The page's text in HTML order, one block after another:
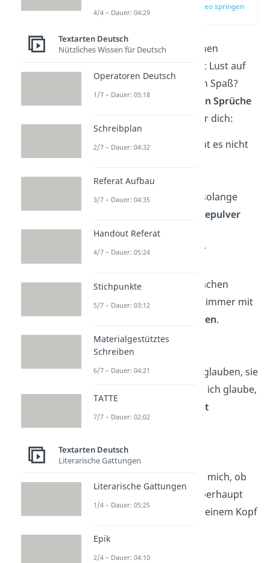
zur Stelle im Video springen
Nach den philosophischen
Weisheiten hast du jetzt Lust auf
eine ordentliche Portion Spaß?
Dann sind diese
lustigen Sprüche
perfekt für dich:
Wer zuletzt lacht, hat es nicht
Lachen ist gesund, solange
Kaffeepulver
inhaliert.
— Arnold H. Glasow
Ich habe einen einfachen
Geschmack: Ich bin immer mit
Besten zufrieden.
— Oscar Wilde
Manche Menschen glauben, sie
seien verrückt, aber ich glaube,
verrückt
Manchmal frage ich mich, ob
meine Gedanken überhaupt
einenSitzplatz
in meinem Kopf
4/4 – Dauer: 04:29
Textarten Deutsch
Nützliches Wissen für Deutsch
Operatoren Deutsch
1/7 – Dauer: 05:18
Schreibplan
2/7 – Dauer: 04:32
Referat Aufbau
3/7 – Dauer: 04:35
Handout Referat
4/7 – Dauer: 05:24
Stichpunkte
5/7 – Dauer: 03:12
Materialgestütztes
Schreiben
6/7 – Dauer: 04:21
TATTE
7/7 – Dauer: 02:02
Textarten Deutsch
Literarische Gattungen
Literarische Gattungen
1/4 – Dauer: 05:25
Epik
2/4 – Dauer: 04:10